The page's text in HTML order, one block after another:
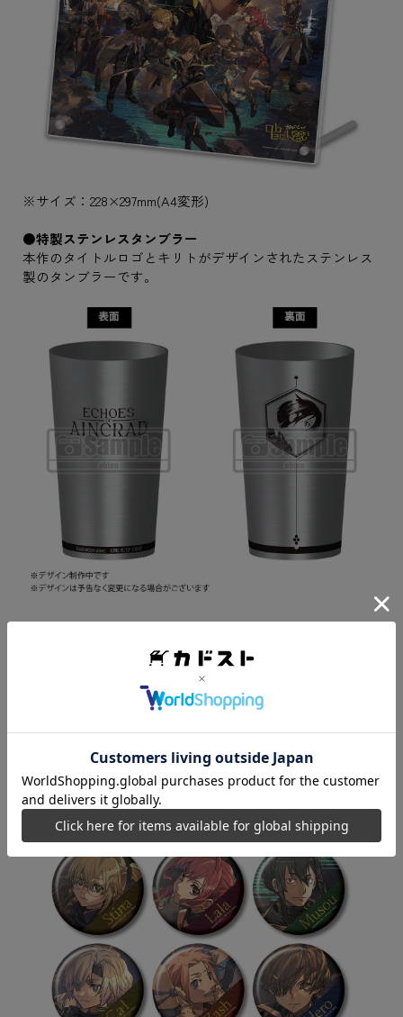
※サイズ：228×297mm(A4変形)
●特製ステンレスタンブラー
本作のタイトルロゴとキリトがデザインされたステンレス
製のタンブラーです。
●abec氏イラスト缶バッジ9種セット
本作のメインキャラクターたちが描かれた缶バッジ9種セッ